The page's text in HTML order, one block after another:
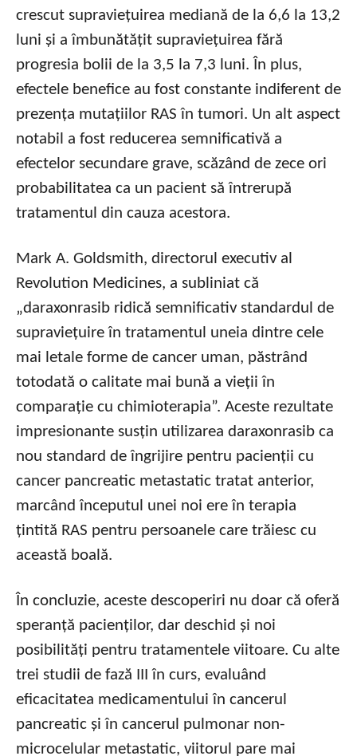
crescut supraviețuirea mediană de la 6,6 la 13,2
luni și a îmbunătățit supraviețuirea fără
progresia bolii de la 3,5 la 7,3 luni. În plus,
efectele benefice au fost constante indiferent de
prezența mutațiilor RAS în tumori. Un alt aspect
notabil a fost reducerea semnificativă a
efectelor secundare grave, scăzând de zece ori
probabilitatea ca un pacient să întrerupă
tratamentul din cauza acestora.
Mark A. Goldsmith, directorul executiv al
Revolution Medicines, a subliniat că
„daraxonrasib ridică semnificativ standardul de
supraviețuire în tratamentul uneia dintre cele
mai letale forme de cancer uman, păstrând
totodată o calitate mai bună a vieții în
comparație cu chimioterapia”. Aceste rezultate
impresionante susțin utilizarea daraxonrasib ca
nou standard de îngrijire pentru pacienții cu
cancer pancreatic metastatic tratat anterior,
marcând începutul unei noi ere în terapia
țintită RAS pentru persoanele care trăiesc cu
această boală.
În concluzie, aceste descoperiri nu doar că oferă
speranță pacienților, dar deschid și noi
posibilități pentru tratamentele viitoare. Cu alte
trei studii de fază III în curs, evaluând
eficacitatea medicamentului în cancerul
pancreatic și în cancerul pulmonar non-
microcelular metastatic, viitorul pare mai